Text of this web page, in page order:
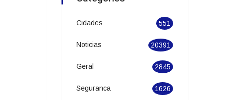
Categories
Cidades 551
Noticias 20391
Geral 2845